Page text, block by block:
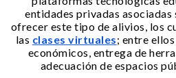
entidades privadas asociadas
ofrecer este tipo de alivios, los
las clases virtuales; entre
económicos, entrega de
adecuación de espacios